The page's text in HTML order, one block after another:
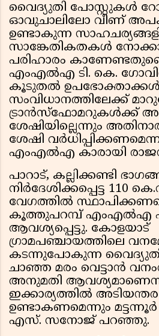
വൈദ്യുതി പോസ്റ്റുകൾ
ഓവുചാലിലോ വീണ്
ഉണ്ടാകുന്ന
സാങ്കേതികതകൾ
പരിഹാരം
എംഎൽഎ ടി. കെ.
കൂടുതൽ
സംവിധാനത്തിലേക്ക്
ട്രാൻസ്ഫോമറുകൾക്ക്
ശേഷിയില്ലെന്നും
ശേഷി
എംഎൽഎ കാരായി രാജൻ
പാറാട്, കല്ലിക്കണ്ടി
നിർദേശിക്കപ്പെട്ട 110
വേഗത്തിൽ
കൂത്തുപറമ്പ് എംഎൽഎ
ആവശ്യപ്പെട്ടു. കോളയാട്
ഗ്രാമപഞ്ചായത്തിലെ
കടന്നുപോകുന്ന
ചാഞ്ഞ മരം വെട്ടാൻ
അനുമതി
ഇക്കാര്യത്തിൽ
ഉണ്ടാകണമെന്നും
എസ്. സനോജ് പറഞ്ഞു.